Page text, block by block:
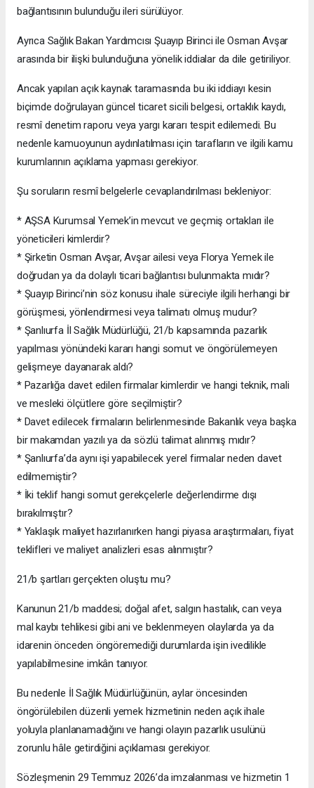
bağlantısının bulunduğu ileri sürülüyor.
Ayrıca Sağlık Bakan Yardımcısı Şuayıp Birinci ile Osman Avşar
arasında bir ilişki bulunduğuna yönelik iddialar da dile getiriliyor.
Ancak yapılan açık kaynak taramasında bu iki iddiayı kesin
biçimde doğrulayan güncel ticaret sicili belgesi, ortaklık kaydı,
resmî denetim raporu veya yargı kararı tespit edilemedi. Bu
nedenle kamuoyunun aydınlatılması için tarafların ve ilgili kamu
kurumlarının açıklama yapması gerekiyor.
Şu soruların resmî belgelerle cevaplandırılması bekleniyor:
* AŞSA Kurumsal Yemek’in mevcut ve geçmiş ortakları ile
yöneticileri kimlerdir?
* Şirketin Osman Avşar, Avşar ailesi veya Florya Yemek ile
doğrudan ya da dolaylı ticari bağlantısı bulunmakta mıdır?
* Şuayıp Birinci’nin söz konusu ihale süreciyle ilgili herhangi bir
görüşmesi, yönlendirmesi veya talimatı olmuş mudur?
* Şanlıurfa İl Sağlık Müdürlüğü, 21/b kapsamında pazarlık
yapılması yönündeki kararı hangi somut ve öngörülemeyen
gelişmeye dayanarak aldı?
* Pazarlığa davet edilen firmalar kimlerdir ve hangi teknik, mali
ve mesleki ölçütlere göre seçilmiştir?
* Davet edilecek firmaların belirlenmesinde Bakanlık veya başka
bir makamdan yazılı ya da sözlü talimat alınmış mıdır?
* Şanlıurfa’da aynı işi yapabilecek yerel firmalar neden davet
edilmemiştir?
* İki teklif hangi somut gerekçelerle değerlendirme dışı
bırakılmıştır?
* Yaklaşık maliyet hazırlanırken hangi piyasa araştırmaları, fiyat
teklifleri ve maliyet analizleri esas alınmıştır?
21/b şartları gerçekten oluştu mu?
Kanunun 21/b maddesi; doğal afet, salgın hastalık, can veya
mal kaybı tehlikesi gibi ani ve beklenmeyen olaylarda ya da
idarenin önceden öngöremediği durumlarda işin ivedilikle
yapılabilmesine imkân tanıyor.
Bu nedenle İl Sağlık Müdürlüğünün, aylar öncesinden
öngörülebilen düzenli yemek hizmetinin neden açık ihale
yoluyla planlanamadığını ve hangi olayın pazarlık usulünü
zorunlu hâle getirdiğini açıklaması gerekiyor.
Sözleşmenin 29 Temmuz 2026’da imzalanması ve hizmetin 1